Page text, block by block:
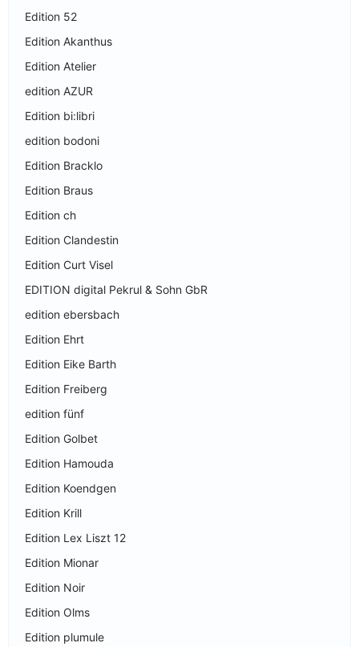
Edition 52
Edition Akanthus
Edition Atelier
edition AZUR
Edition bi:libri
edition bodoni
Edition Bracklo
Edition Braus
Edition ch
Edition Clandestin
Edition Curt Visel
EDITION digital Pekrul & Sohn GbR
edition ebersbach
Edition Ehrt
Edition Eike Barth
Edition Freiberg
edition fünf
Edition Golbet
Edition Hamouda
Edition Koendgen
Edition Krill
Edition Lex Liszt 12
Edition Mionar
Edition Noir
Edition Olms
Edition plumule